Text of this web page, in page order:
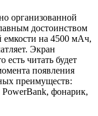
организованной
достоинством
емкости на 4500 мАч,
Экран
читать будет
появления
преимуществ:
фонарик,